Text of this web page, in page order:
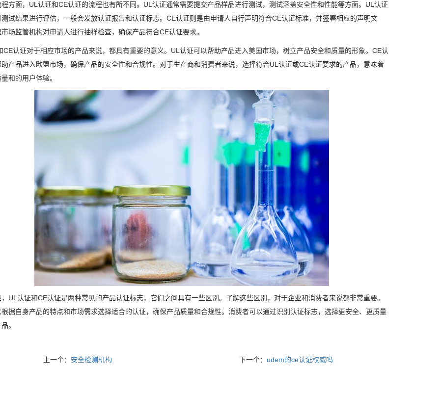
方面，UL认证和CE认证的流程也有所不同。UL认证通常需要提交产品样品进行测试，测试涵盖安全性和性能等方面。UL认证
试结果进行评估，一般会发放认证报告和认证标志。CE认证则是由申请人自行声明符合CE认证标准，并签署相应的声明文
场监管机构对申请人进行抽样检查，确保产品符合CE认证要求。
CE认证对于相应市场的产品来说，都具有重要的意义。UL认证可以帮助产品进入美国市场，树立产品安全和质量的形象。CE认
产品进入欧盟市场，确保产品的安全性和合规性。对于生产商和消费者来说，选择符合UL认证或CE认证要求的产品，意味着
和的用户体验。
UL认证和CE认证是两种常见的产品认证标志，它们之间具有一些区别。了解这些区别，对于企业和消费者来说都非常重要。
据自身产品的特点和市场需求选择适合的认证，确保产品质量和合规性。消费者可以通过识别认证标志，选择更安全、更质量
。
上一个： 安全检测机构 下一个： udem的ce认证权威吗